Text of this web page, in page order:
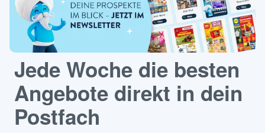
Jede Woche die besten
Angebote direkt in dein
Postfach